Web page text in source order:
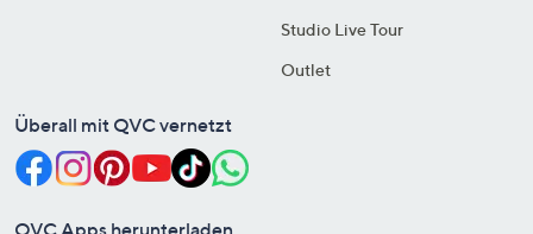
Studio Live Tour
Outlet
Überall mit QVC vernetzt
QVC Apps herunterladen